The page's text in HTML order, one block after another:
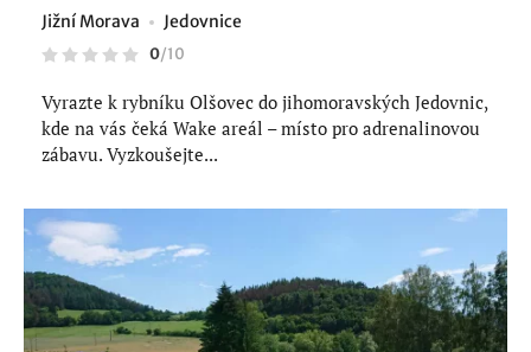
Jižní Morava Jedovnice
0/10
Vyrazte k rybníku Olšovec do jihomoravských Jedovnic,
kde na vás čeká Wake areál – místo pro adrenalinovou
zábavu. Vyzkoušejte...